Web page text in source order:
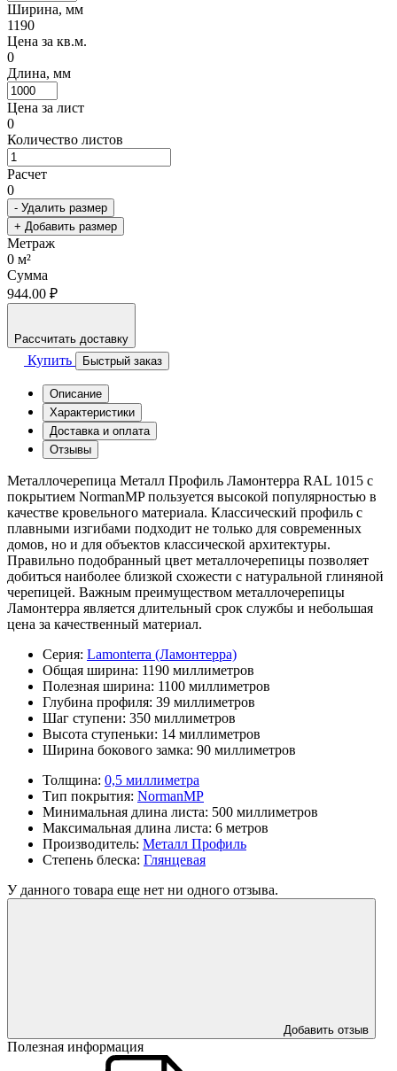
Ширина, мм
1190
Цена за кв.м.
0
Длина, мм
Цена за лист
0
Количество листов
Расчет
0
- Удалить размер
+ Добавить размер
Метраж
0 м²
Сумма
944.00 ₽
Рассчитать доставку
Купить Быстрый заказ
Описание
Характеристики
Доставка и оплата
Отзывы
Металлочерепица Металл Профиль Ламонтерра RAL 1015 с
покрытием NormanMP пользуется высокой популярностью в
качестве кровельного материала. Классический профиль с
плавными изгибами подходит не только для современных
домов, но и для объектов классической архитектуры.
Правильно подобранный цвет металлочерепицы позволяет
добиться наиболее близкой схожести с натуральной глиняной
черепицей. Важным преимуществом металлочерепицы
Ламонтерра является длительный срок службы и небольшая
цена за качественный материал.
Серия: Lamonterra (Ламонтерра)
Общая ширина: 1190 миллиметров
Полезная ширина: 1100 миллиметров
Глубина профиля: 39 миллиметров
Шаг ступени: 350 миллиметров
Высота ступеньки: 14 миллиметров
Ширина бокового замка: 90 миллиметров
Толщина: 0,5 миллиметра
Тип покрытия: NormanMP
Минимальная длина листа: 500 миллиметров
Максимальная длина листа: 6 метров
Производитель: Металл Профиль
Степень блеска: Глянцевая
У данного товара еще нет ни одного отзыва.
Добавить отзыв
Полезная информация